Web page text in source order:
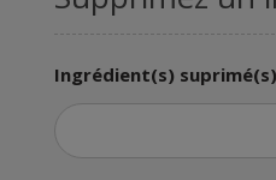
Ingrédient(s) suprimé(s)